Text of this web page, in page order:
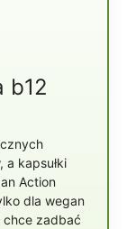
b12
kapsułki
Action
dla wegan
chce zadbać